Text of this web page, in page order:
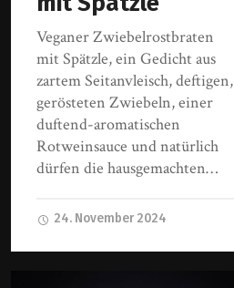
Veganer Zwiebelrostbraten
mit Spätzle, ein Gedicht aus
zartem Seitanvleisch, deftigen,
gerösteten Zwiebeln, einer
duftend-aromatischen
Rotweinsauce und natürlich
dürfen die hausgemachten…
24. November 2024